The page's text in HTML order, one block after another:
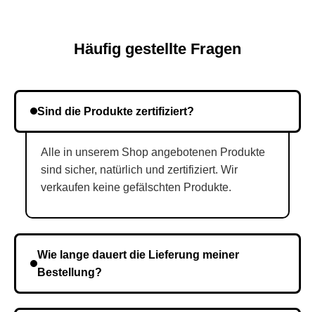
Häufig gestellte Fragen
Sind die Produkte zertifiziert?
Alle in unserem Shop angebotenen Produkte
sind sicher, natürlich und zertifiziert. Wir
verkaufen keine gefälschten Produkte.
Wie lange dauert die Lieferung meiner
Bestellung?